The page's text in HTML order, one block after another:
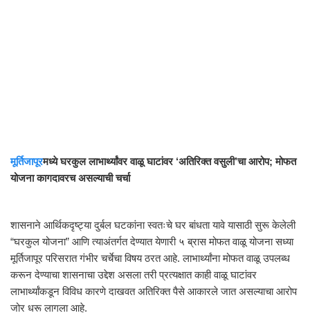
मूर्तिजापूरमध्ये घरकुल लाभार्थ्यांवर वाळू घाटांवर ‘अतिरिक्त वसुली’चा आरोप; मोफत
योजना कागदावरच असल्याची चर्चा
शासनाने आर्थिकदृष्ट्या दुर्बल घटकांना स्वतःचे घर बांधता यावे यासाठी सुरू केलेली
“घरकुल योजना” आणि त्याअंतर्गत देण्यात येणारी ५ ब्रास मोफत वाळू योजना सध्या
मूर्तिजापूर परिसरात गंभीर चर्चेचा विषय ठरत आहे. लाभार्थ्यांना मोफत वाळू उपलब्ध
करून देण्याचा शासनाचा उद्देश असला तरी प्रत्यक्षात काही वाळू घाटांवर
लाभार्थ्यांकडून विविध कारणे दाखवत अतिरिक्त पैसे आकारले जात असल्याचा आरोप
जोर धरू लागला आहे.